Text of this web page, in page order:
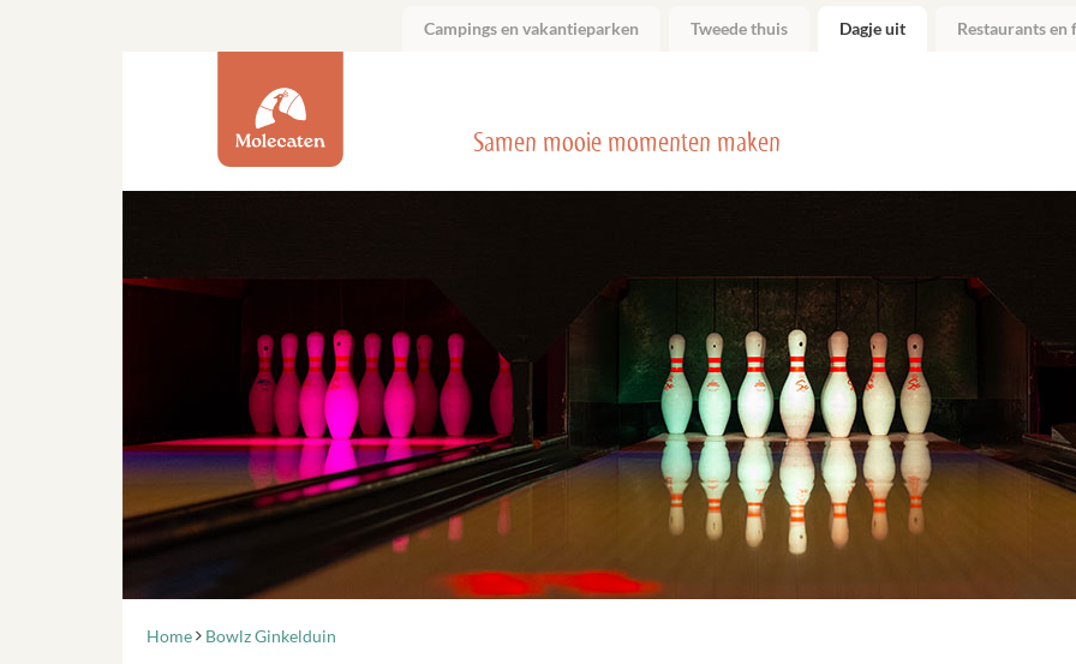
Campings en vakantieparken Tweede thuis Dagje uit Restaurants en
Samen mooie momenten maken
Home Bowlz Ginkelduin